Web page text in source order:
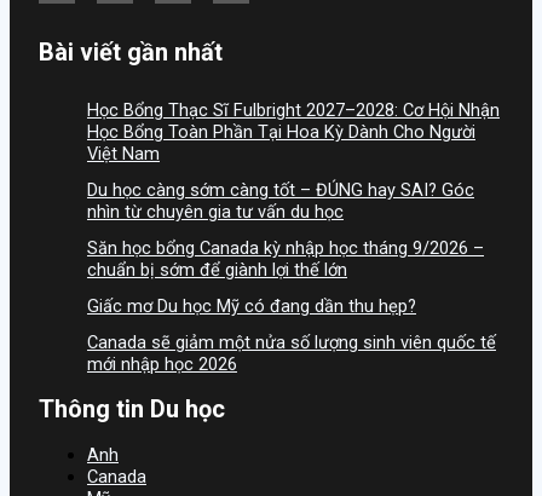
Bài viết gần nhất
Học Bổng Thạc Sĩ Fulbright 2027–2028: Cơ Hội Nhận
Học Bổng Toàn Phần Tại Hoa Kỳ Dành Cho Người
Việt Nam
Du học càng sớm càng tốt – ĐÚNG hay SAI? Góc
nhìn từ chuyên gia tư vấn du học
Săn học bổng Canada kỳ nhập học tháng 9/2026 –
chuẩn bị sớm để giành lợi thế lớn
Giấc mơ Du học Mỹ có đang dần thu hẹp?
Canada sẽ giảm một nửa số lượng sinh viên quốc tế
mới nhập học 2026
Thông tin Du học
Anh
Canada